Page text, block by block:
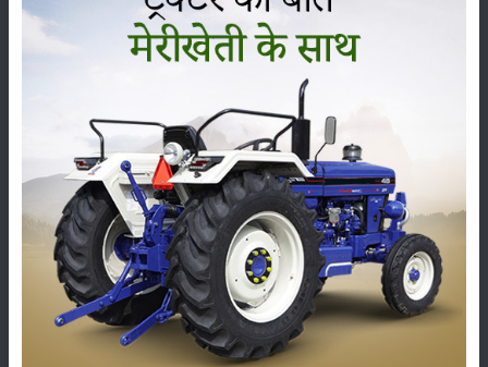
कृषि यंत्र समाचार
सम्पादकीय अन्य
लाड़ली बहना योजना की 36वीं किस्त जारी, करोड़ों महिलाओं के
खातों में पहुंचे 1500 रुपये
16-May-2026